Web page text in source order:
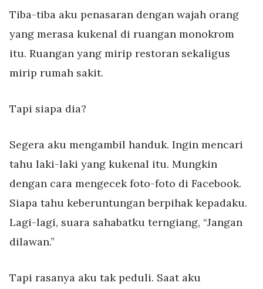
Tiba-tiba aku penasaran dengan wajah orang
yang merasa kukenal di ruangan monokrom
itu. Ruangan yang mirip restoran sekaligus
mirip rumah sakit.
Tapi siapa dia?
Segera aku mengambil handuk. Ingin mencari
tahu laki-laki yang kukenal itu. Mungkin
dengan cara mengecek foto-foto di Facebook.
Siapa tahu keberuntungan berpihak kepadaku.
Lagi-lagi, suara sahabatku terngiang, “Jangan
dilawan.”
Tapi rasanya aku tak peduli. Saat aku